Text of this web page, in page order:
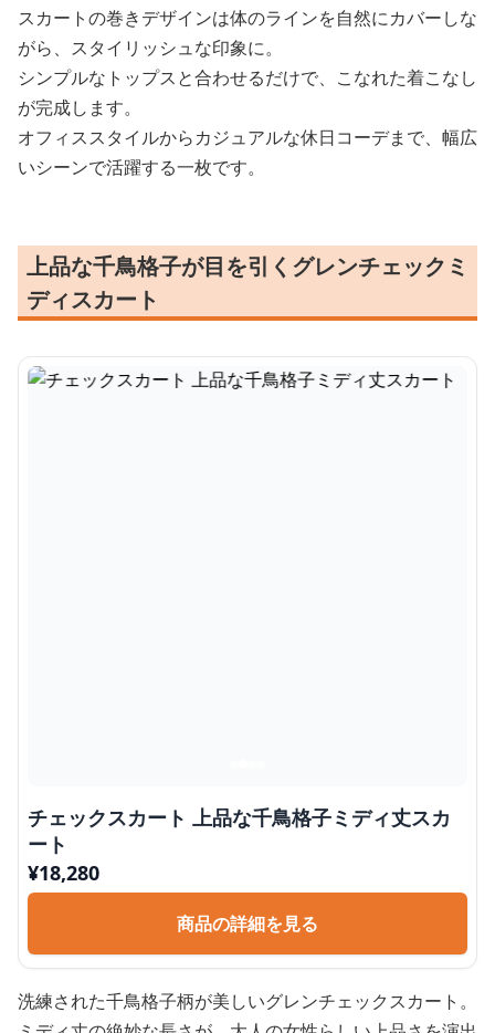
スカートの巻きデザインは体のラインを自然にカバーしな
がら、スタイリッシュな印象に。
シンプルなトップスと合わせるだけで、こなれた着こなし
が完成します。
オフィススタイルからカジュアルな休日コーデまで、幅広
いシーンで活躍する一枚です。
上品な千鳥格子が目を引くグレンチェックミ
ディスカート
チェックスカート 上品な千鳥格子ミディ丈スカ
ート
¥18,280
商品の詳細を見る
洗練された千鳥格子柄が美しいグレンチェックスカート。